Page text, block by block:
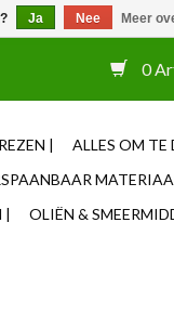
0
| ALLES OM TE
| OLIËN &
Ja Nee Meer
adviseurs ✓